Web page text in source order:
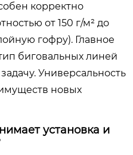
корректно
от 150 г/м² до
гофру). Главное
биговальных линей
Универсальность
новых
установка и